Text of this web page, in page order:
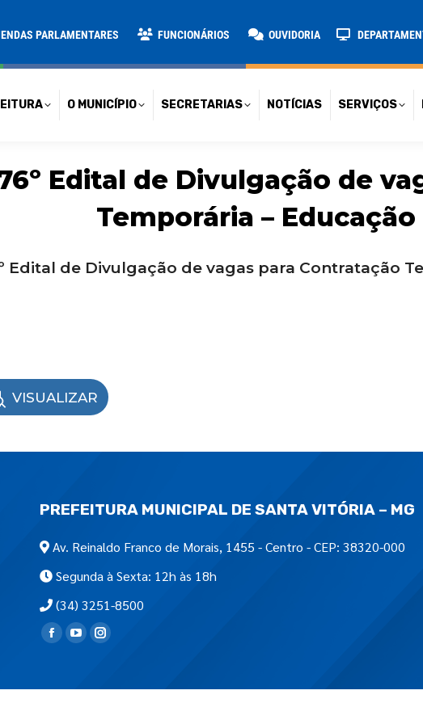
PARLAMENTARES FUNCIONÁRIOS OUVIDORIA
O MUNICÍPIO SECRETARIAS NOTÍCIAS SERVIÇOS
Edital de Divulgação de
Temporária – Educação
Edital de Divulgação de vagas para Contratação
VISUALIZAR
PREFEITURA MUNICIPAL DE SANTA VITÓRIA – MG
Av. Reinaldo Franco de Morais, 1455 - Centro - CEP: 38320-000
Segunda à Sexta: 12h às 18h
(34) 3251-8500
Encontre-nos em: